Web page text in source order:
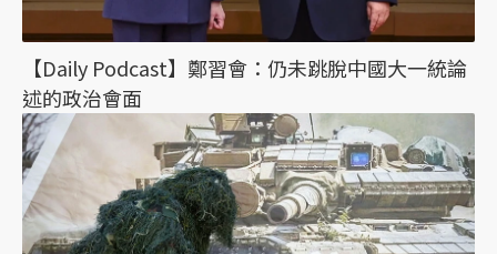
【Daily Podcast】鄭習會：仍未跳脫中國大一統論
述的政治會面